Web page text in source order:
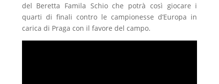
del Beretta Famila Schio che potrà così giocare i
quarti di finali contro le campionesse d’Europa in
carica di Praga con il favore del campo.